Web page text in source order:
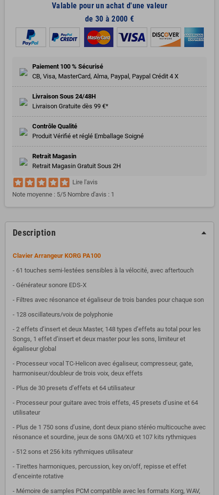
Valable pour un achat d'une valeur
de 30 à 2000 €
Paiement 100 % Sécurisé
CB, Visa, MasterCard, Alma, Paypal, Paypal Crédit 4 X
Livraison Sous 24/48H
Livraison Gratuite dès 99 €*
Contrôle Qualité
Produit Vérifié et réglé Emballage Soigné
Retrait Magasin
Retrait Magasin Gratuit Sous 2H
Lire l'avis
Note moyenne : 5/5 Nombre d'avis : 1
Description
Clavier Arrangeur KORG PA100
- 61 touches semi-lestées sensibles à la vélocité, avec aftertouch
- Générateur sonore EDS-X
- Filtres avec résonance et égaliseur de trois bandes pour chaque son
- 128 oscillateurs/voix de polyphonie
- 2 effets d’insert et deux Master, 148 types d’effets au total pour les
Songs, 1 effet d’insert et deux master pour les sons, limiteur et
égaliseur global
- Processeur vocal TC-Helicon avec égaliseur, compresseur, gate,
harmoniseur/doubleur de trois voix, deux effets
- Plus de 30 presets d’effets et 64 utilisateur
- Processeur pour guitare avec trois effets, 45 presets d’usine et 64
utilisateur
- Plus de 1 750 sons d’usine, dont deux piano stéréo multicouche avec
résonance et sourdine, jeux de sons GM/XG et 107 kits rythmiques
- 512 sons et 256 kits rythmiques utilisateur
- Tirettes harmoniques, percussion, key on/off, repisse et effet
d’enceinte rotative
- Mémoire de samples PCM compatible avec les formats Korg, WAV,